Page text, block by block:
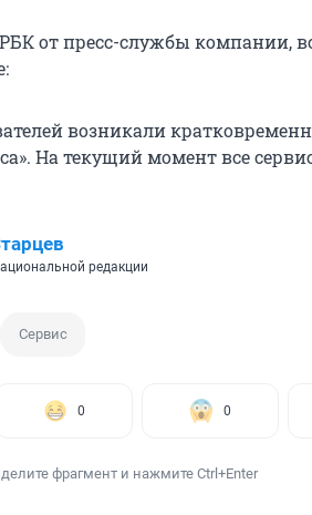
от пресс-службы компании,
возникали
На текущий момент все
редакции
Сервис
0 0
фрагмент и нажмите Ctrl+Enter